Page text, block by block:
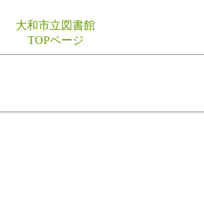
大和市立図書館
TOPページ